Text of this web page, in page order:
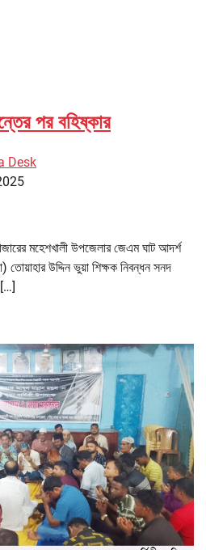
পর বহিষ্কার
Desk
মহেশখালী উপজেলার জেএম ঘাট আদর্শ
তোয়াহার উদ্দিন ভুয়া শিক্ষক নিবন্ধন সনদ
[…]